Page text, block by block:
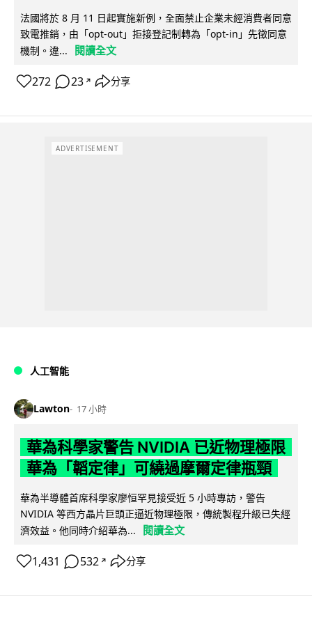
法國將於 8 月 11 日起實施新例，全面禁止企業未經消費者同意
致電推銷，由「opt-out」拒接登記制轉為「opt-in」先徵同意
機制。違...
閱讀全文
272 23 ↗ 分享
ADVERTISEMENT
人工智能
Lawton 17 小時
華為科學家警告 NVIDIA 已近物理極限
華為「韜定律」可繞過摩爾定律瓶頸
華為半導體首席科學家廖恒罕見接受近 5 小時專訪，警告
NVIDIA 等西方晶片巨頭正逼近物理極限，傳統製程升級已失經
濟效益。他同時介紹華為...
閱讀全文
1,431 532 ↗ 分享